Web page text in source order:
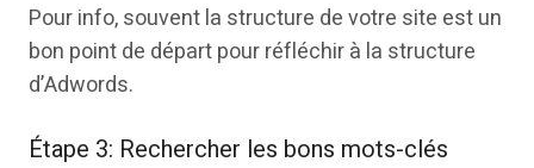
Pour info, souvent la structure de votre site est un
bon point de départ pour réfléchir à la structure
d’Adwords.
Étape 3: Rechercher les bons mots-clés